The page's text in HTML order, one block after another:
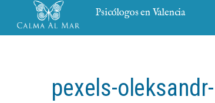
Psicólogos en Valencia
pexels-